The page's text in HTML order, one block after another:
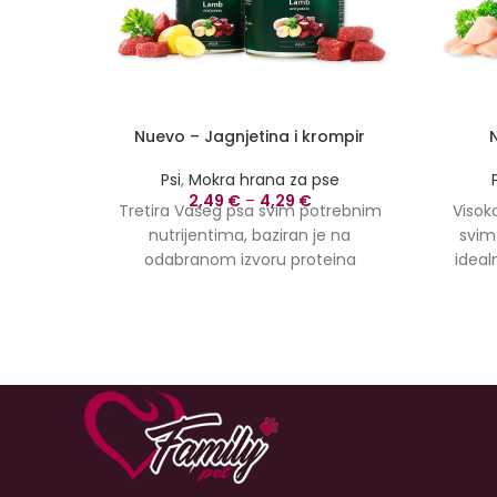
Nuevo – Jagnjetina i krompir
Psi, Mokra hrana za pse
2,49 €– 4,29 €
Tretira Vašeg psa svim potrebnim
nutrijentima, baziran je na
odabranom izvoru proteina